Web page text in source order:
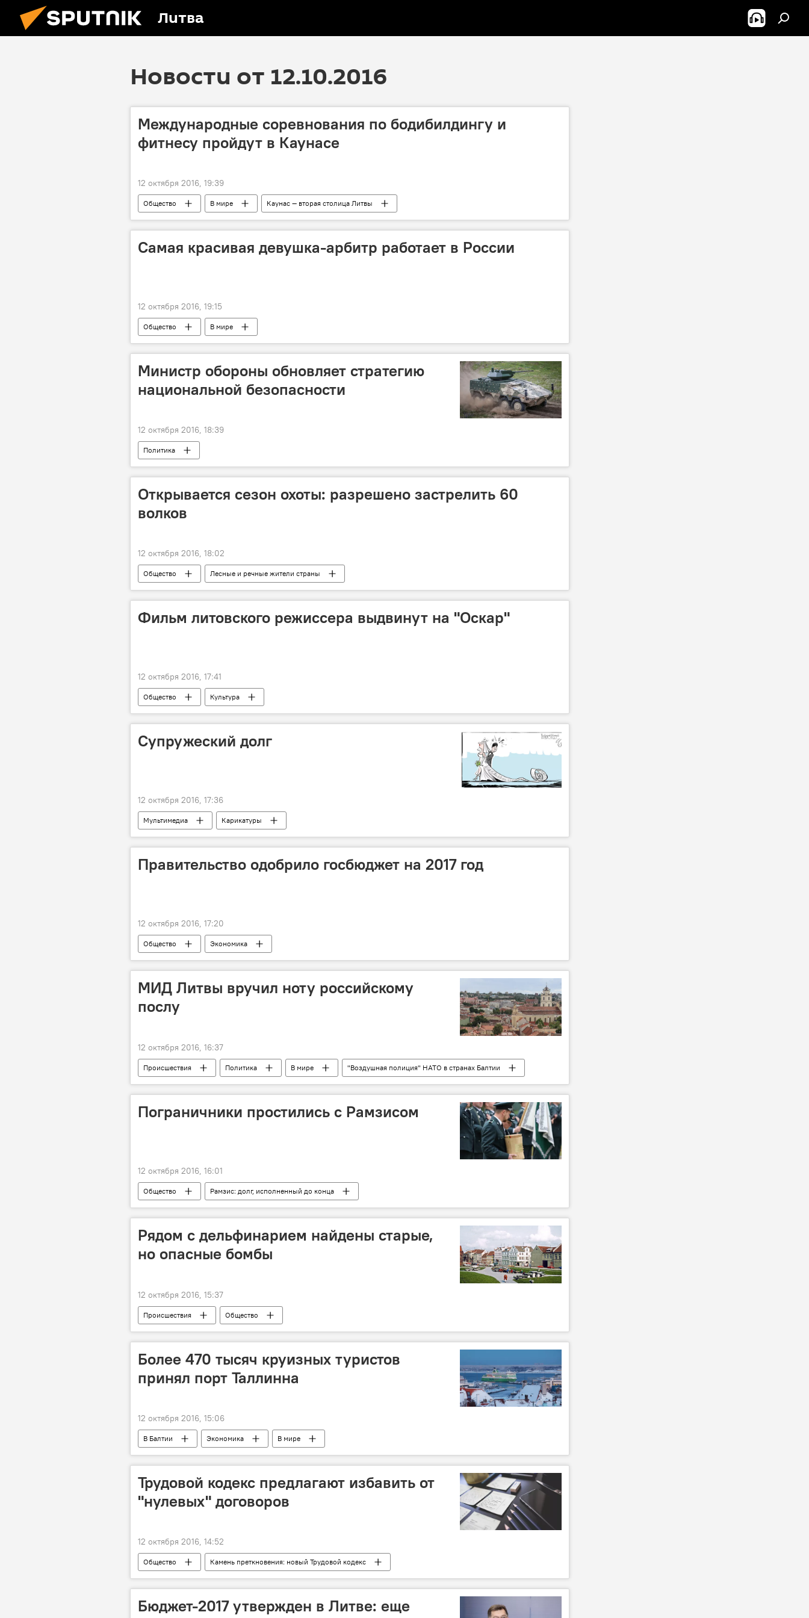
Литва
Новости от 12.10.2016
Международные соревнования по бодибилдингу и
фитнесу пройдут в Каунасе
12 октября 2016, 19:39
Общество В мире Каунас — вторая столица Литвы
Самая красивая девушка-арбитр работает в России
12 октября 2016, 19:15
Общество В мире
Министр обороны обновляет стратегию
национальной безопасности
12 октября 2016, 18:39
Политика
Открывается сезон охоты: разрешено застрелить 60
волков
12 октября 2016, 18:02
Общество Лесные и речные жители страны
Фильм литовского режиссера выдвинут на "Оскар"
12 октября 2016, 17:41
Общество Культура
Супружеский долг
12 октября 2016, 17:36
Мультимедиа Карикатуры
Правительство одобрило госбюджет на 2017 год
12 октября 2016, 17:20
Общество Экономика
МИД Литвы вручил ноту российскому
послу
12 октября 2016, 16:37
Происшествия Политика В мире "Воздушная полиция" НАТО в странах Балтии
Пограничники простились с Рамзисом
12 октября 2016, 16:01
Общество Рамзис: долг, исполненный до конца
Рядом с дельфинарием найдены старые,
но опасные бомбы
12 октября 2016, 15:37
Происшествия Общество
Более 470 тысяч круизных туристов
принял порт Таллинна
12 октября 2016, 15:06
В Балтии Экономика В мире
Трудовой кодекс предлагают избавить от
"нулевых" договоров
12 октября 2016, 14:52
Общество Камень преткновения: новый Трудовой кодекс
Бюджет-2017 утвержден в Литве: еще